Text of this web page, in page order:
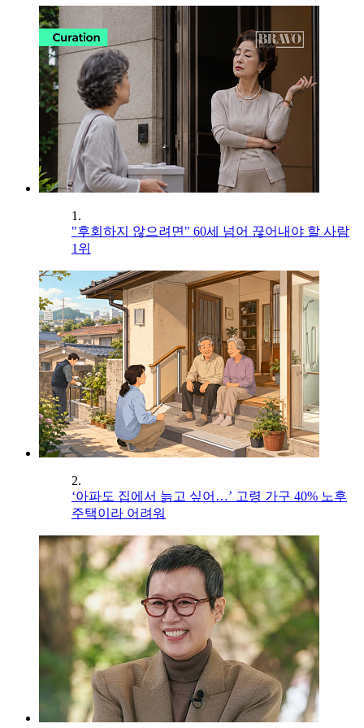
1.
"후회하지 않으려면" 60세 넘어 끊어내야 할 사람
1위
2.
‘아파도 집에서 늙고 싶어…’ 고령 가구 40% 노후
주택이라 어려워